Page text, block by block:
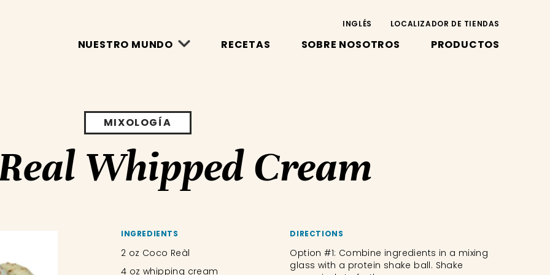
INGLÉS LOCALIZADOR DE TIENDAS
NUESTRO MUNDO RECETAS SOBRE NOSOTROS PRODUCTOS
MIXOLOGÍA
Whipped Cream
INGREDIENTS
2 oz Coco Reàl
4 oz whipping cream
DIRECTIONS
Option #1: Combine ingredients in a mixing
glass with a protein shake ball. Shake